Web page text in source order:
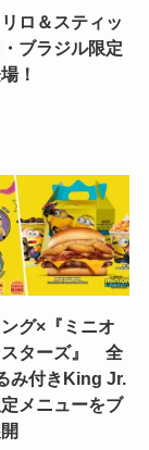
ロ＆スティッ
ブラジル限定
！
グ×『ミニオ
スターズ』 全
み付きKing Jr.
メニューをブ